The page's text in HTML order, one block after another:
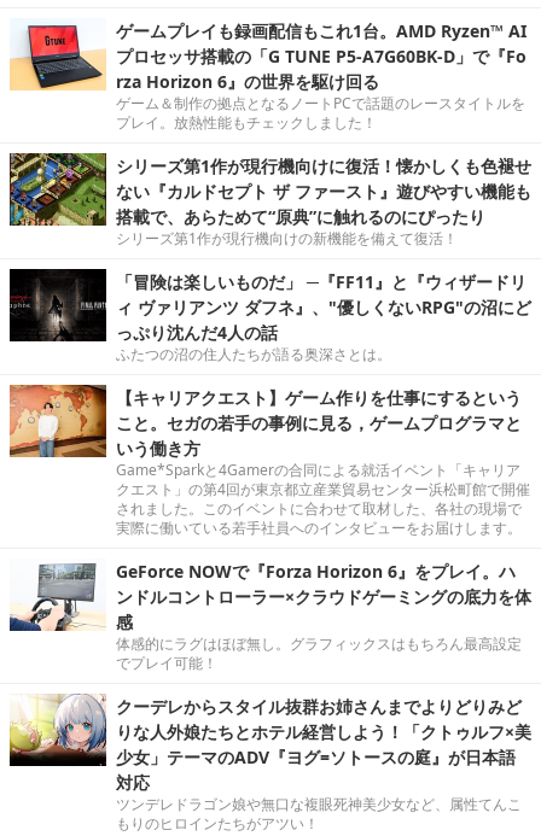
ゲームプレイも録画配信もこれ1台。AMD Ryzen™ AI
プロセッサ搭載の「G TUNE P5-A7G60BK-D」で『Fo
rza Horizon 6』の世界を駆け回る
ゲーム＆制作の拠点となるノートPCで話題のレースタイトルを
プレイ。放熱性能もチェックしました！
シリーズ第1作が現行機向けに復活！懐かしくも色褪せ
ない『カルドセプト ザ ファースト』遊びやすい機能も
搭載で、あらためて“原典”に触れるのにぴったり
シリーズ第1作が現行機向けの新機能を備えて復活！
「冒険は楽しいものだ」 ─『FF11』と『ウィザードリ
ィ ヴァリアンツ ダフネ』、"優しくないRPG"の沼にど
っぷり沈んだ4人の話
ふたつの沼の住人たちが語る奥深さとは。
【キャリアクエスト】ゲーム作りを仕事にするという
こと。セガの若手の事例に見る，ゲームプログラマと
いう働き方
Game*Sparkと4Gamerの合同による就活イベント「キャリア
クエスト」の第4回が東京都立産業貿易センター浜松町館で開催
されました。このイベントに合わせて取材した、各社の現場で
実際に働いている若手社員へのインタビューをお届けします。
GeForce NOWで『Forza Horizon 6』をプレイ。ハ
ンドルコントローラー×クラウドゲーミングの底力を体
感
体感的にラグはほぼ無し。グラフィックスはもちろん最高設定
でプレイ可能！
クーデレからスタイル抜群お姉さんまでよりどりみど
りな人外娘たちとホテル経営しよう！「クトゥルフ×美
少女」テーマのADV『ヨグ=ソトースの庭』が日本語
対応
ツンデレドラゴン娘や無口な複眼死神美少女など、属性てんこ
もりのヒロインたちがアツい！